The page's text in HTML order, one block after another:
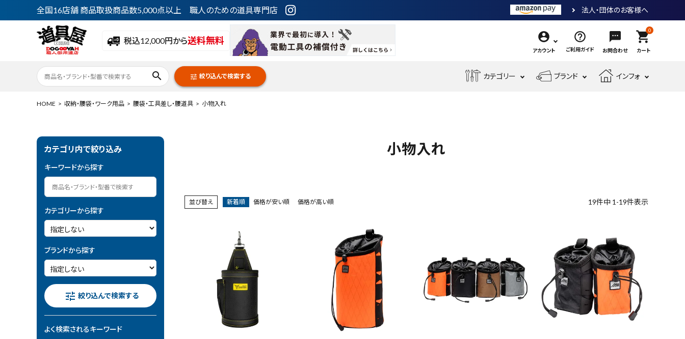
全国16店舗 商品取扱商品数5,000点以上 職人のための道具専門店 法人・団体のお客様へ
税込12,000円から送料無料
アカウント ご利用ガイド お問合わせ
0
shopping_cart
カート
search tune 絞り込んで検索する カテゴリー
エブランド インフォ
ACCOUNT MENU
person 会員登録
エアー工具・機械工具
作業工具・大工道具
HOME 収納・腰袋・ワーク用品 腰袋・工具差し・腰道具 小物入れ
カテゴリ内で絞り込み
キーワードから探す
カテゴリーから探す
ブランドから探す
tune 絞り込んで検索する
よく検索されるキーワード
小物入れ
並び替え 新着順 価格が安い順 価格が高い順 19件中 1 -19件表示